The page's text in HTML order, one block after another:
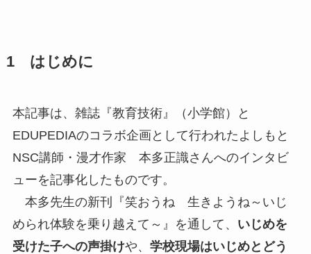
1 はじめに
本記事は、雑誌『教育技術』（小学館）と
EDUPEDIAのコラボ企画として行われたよしもと
NSC講師・漫才作家 本多正識さんへのインタビ
ューを記事化したものです。
本多先生の新刊『笑おうね 生きようね～いじ
められ体験を乗り越えて～』を通して、 いじめを
受けた子への声掛けや、 学校現場はいじめとどう